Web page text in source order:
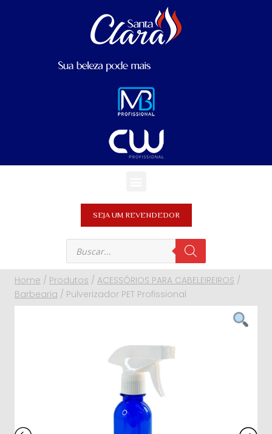
SEJA UM REVENDEDOR
Home / Produtos / ACESSÓRIOS PARA CABELEIREIROS /
Barbearia / Pulverizador PET Profissional